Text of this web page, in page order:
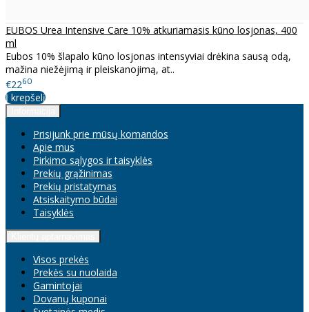
EUBOS Urea Intensive Care 10% atkuriamasis kūno losjonas, 400
ml
Eubos 10% šlapalo kūno losjonas intensyviai drėkina sausą odą,
mažina niežėjimą ir pleiskanojimą, at..
€2260
Į krepšelį
Prisijunk prie mūsų komandos
Apie mus
Pirkimo sąlygos ir taisyklės
Prekių grąžinimas
Prekių pristatymas
Atsiskaitymo būdai
Taisyklės
Visos prekės
Prekės su nuolaida
Gamintojai
Dovanų kuponai